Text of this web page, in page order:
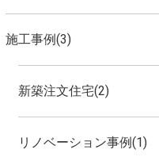
施工事例(3)
新築注文住宅(2)
リノベーション事例(1)